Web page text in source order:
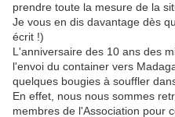
prendre toute la mesure de la
Je vous en dis davantage dès
écrit !)
L'anniversaire des 10 ans des
l'envoi du container vers
quelques bougies à souffler
En effet, nous nous sommes
membres de l'Association pour